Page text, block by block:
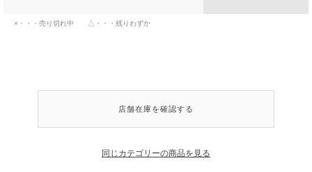
×・・・売り切れ中 △・・・残りわずか
店舗在庫を確認する
同じカテゴリーの商品を見る